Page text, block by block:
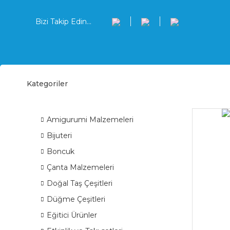
Bizi Takip Edin...
Kategoriler
ÜRÜN GRUPLARI
Amigurumi Malzemeleri
Bijuteri
Boncuk
Çanta Malzemeleri
Doğal Taş Çeşitleri
Düğme Çeşitleri
Eğitici Ürünler